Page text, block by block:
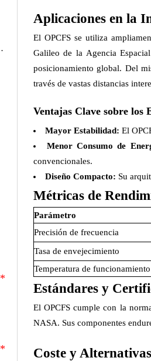
Aplicaciones en la
El OPCFS se utiliza
Galileo de la Agencia
posicionamiento global. Del
través de vastas distancias
Ventajas Clave sobre los
Mayor Estabilidad: El
Menor Consumo de
convencionales.
Diseño Compacto: Su
Métricas de
Parámetro
Precisión de frecuencia
Tasa de envejecimiento
Temperatura de funcionamiento
Estándares y
El OPCFS cumple con la
NASA. Sus componentes
Coste y Alternativas